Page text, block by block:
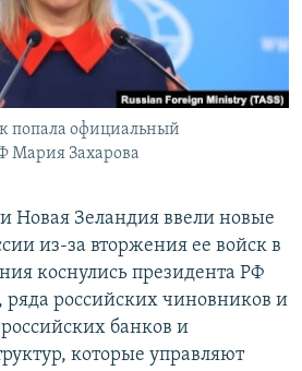
попала официальный
Мария Захарова
Новая Зеландия ввели новые
из-за вторжения ее войск в
коснулись президента РФ
российских чиновников и
банков и
которые управляют